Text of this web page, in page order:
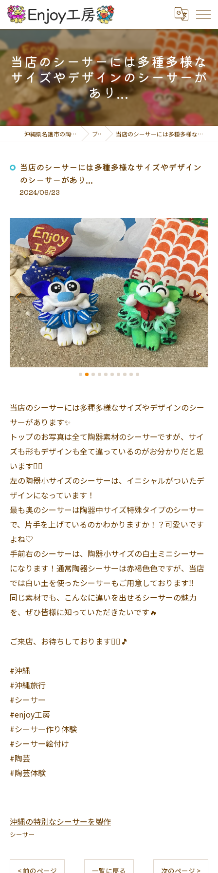
当店のシーサーには多種多様な
サイズやデザインのシーサーが
あり...
沖縄県名護市の陶芸体験ならEnjoy工房 ブログ 当店のシーサーには多種多様なサイズやデザインのシーサーがあり...
当店のシーサーには多種多様なサイズやデザイン
のシーサーがあり...
2024/06/23
当店のシーサーには多種多様なサイズやデザインのシー
サーがあります✨
トップのお写真は全て陶器素材のシーサーですが、サイ
ズも形もデザインも全て違っているのがお分かりだと思
います🙆‍♀️
左の陶器小サイズのシーサーは、イニシャルがついたデ
ザインになっています！
最も奥のシーサーは陶器中サイズ特殊タイプのシーサー
で、片手を上げているのかわかりますか！？可愛いです
よね♡
手前右のシーサーは、陶器小サイズの白土ミニシーサー
になります！通常陶器シーサーは赤褐色色ですが、当店
では白い土を使ったシーサーもご用意しております‼️
同じ素材でも、こんなに違いを出せるシーサーの魅力
を、ぜひ皆様に知っていただきたいです🔥
ご来店、お待ちしております🙇‍♀️🎵
#沖縄
#沖縄旅行
#シーサー
#enjoy工房
#シーサー作り体験
#シーサー絵付け
#陶芸
#陶芸体験
沖縄の特別なシーサーを製作
シーサー
< 前のページ 一覧に戻る 次のページ >